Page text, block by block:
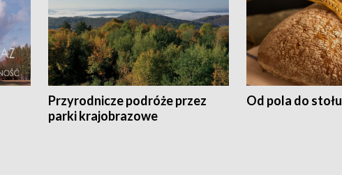
Przyrodnicze podróże przez
parki krajobrazowe
Od pola do stołu